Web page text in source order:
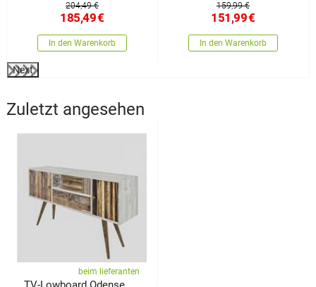
204,49 €
185,49€
In den Warenkorb
159,99 €
151,99€
In den Warenkorb
Next
Zuletzt angesehen
beim lieferanten